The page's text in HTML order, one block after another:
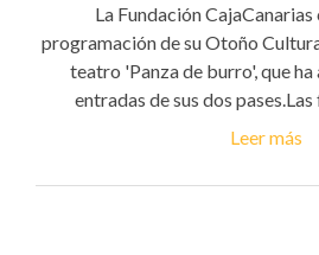
La Fundación
programación de su Otoño
teatro 'Panza de burro', que
entradas de sus dos pases.Las
Leer más